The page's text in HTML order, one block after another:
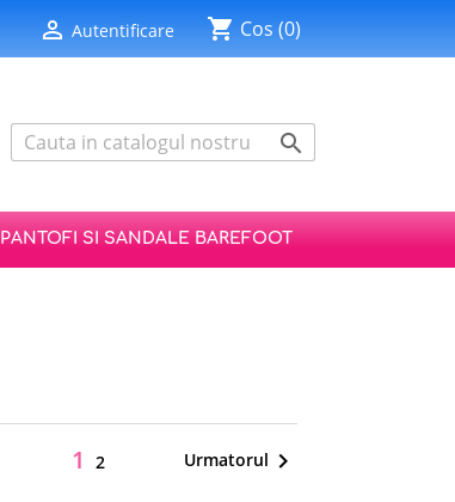
 Autentificare shopping_cart Cos (0)

PANTOFI SI SANDALE BAREFOOT
12 Urmatorul 